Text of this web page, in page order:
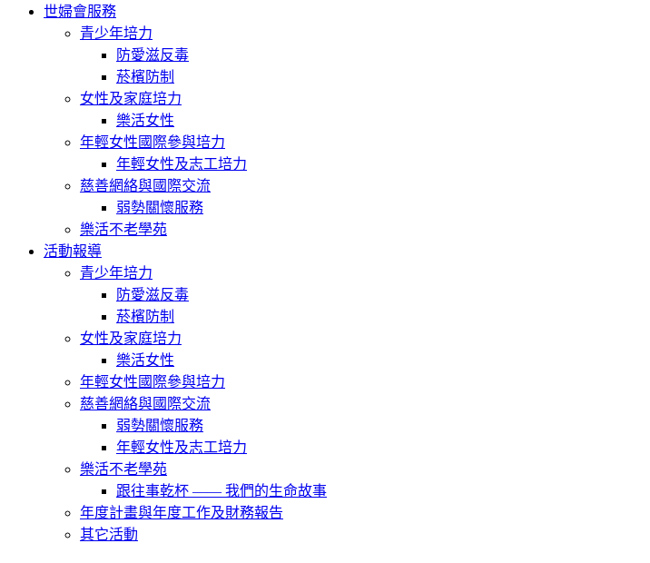
世婦會服務
青少年培力
防愛滋反毒
菸檳防制
女性及家庭培力
樂活女性
年輕女性國際參與培力
年輕女性及志工培力
慈善網絡與國際交流
弱勢關懷服務
樂活不老學苑
活動報導
青少年培力
防愛滋反毒
菸檳防制
女性及家庭培力
樂活女性
年輕女性國際參與培力
慈善網絡與國際交流
弱勢關懷服務
年輕女性及志工培力
樂活不老學苑
跟往事乾杯 —— 我們的生命故事
年度計畫與年度工作及財務報告
其它活動